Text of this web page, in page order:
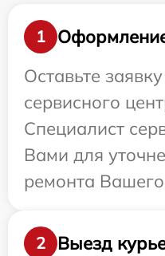
1
Оставьте
сервисного
Специалист
Вами для
ремонта
2
Выезд